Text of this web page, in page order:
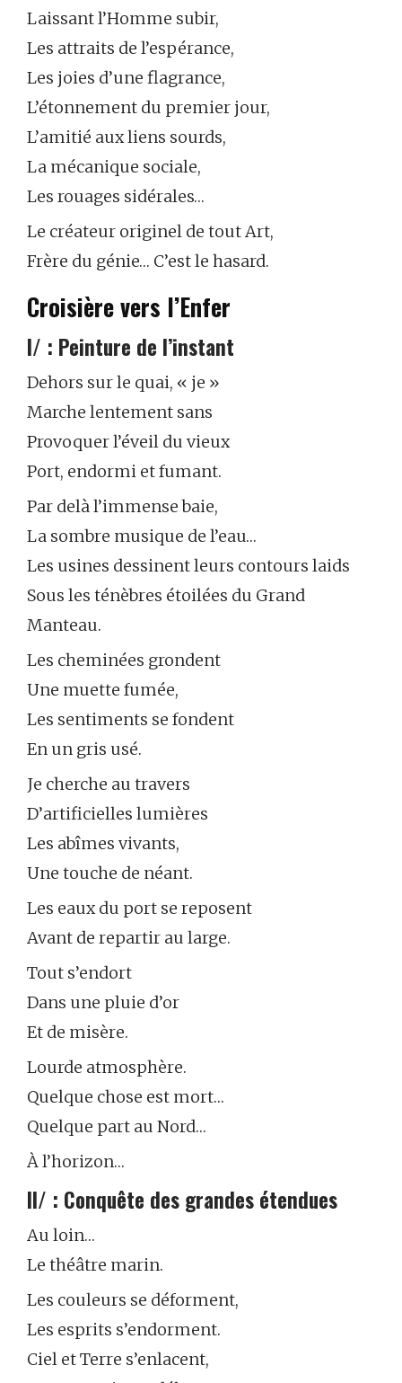
Laissant l’Homme subir,
Les attraits de l’espérance,
Les joies d’une flagrance,
L’étonnement du premier jour,
L’amitié aux liens sourds,
La mécanique sociale,
Les rouages sidérales…
Le créateur originel de tout Art,
Frère du génie… C’est le hasard.
Croisière vers l’Enfer
I/ : Peinture de l’instant
Dehors sur le quai, « je »
Marche lentement sans
Provoquer l’éveil du vieux
Port, endormi et fumant.
Par delà l’immense baie,
La sombre musique de l’eau…
Les usines dessinent leurs contours laids
Sous les ténèbres étoilées du Grand
Manteau.
Les cheminées grondent
Une muette fumée,
Les sentiments se fondent
En un gris usé.
Je cherche au travers
D’artificielles lumières
Les abîmes vivants,
Une touche de néant.
Les eaux du port se reposent
Avant de repartir au large.
Tout s’endort
Dans une pluie d’or
Et de misère.
Lourde atmosphère.
Quelque chose est mort…
Quelque part au Nord…
À l’horizon…
II/ : Conquête des grandes étendues
Au loin…
Le théâtre marin.
Les couleurs se déforment,
Les esprits s’endorment.
Ciel et Terre s’enlacent,